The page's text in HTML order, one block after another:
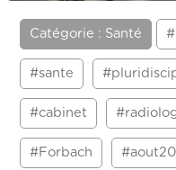
Catégorie : Santé
#sante
#cabinet
#Forbach